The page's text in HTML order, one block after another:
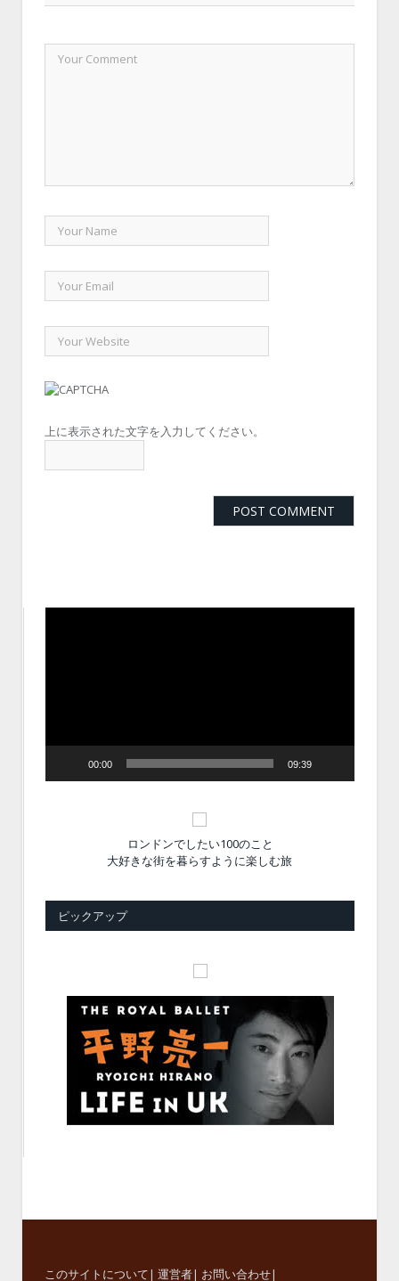
上に表示された文字を入力してください。
00:00 09:39
ロンドンでしたい100のこと
大好きな街を暮らすように楽しむ旅
ピックアップ
このサイトについて| 運営者| お問い合わせ|